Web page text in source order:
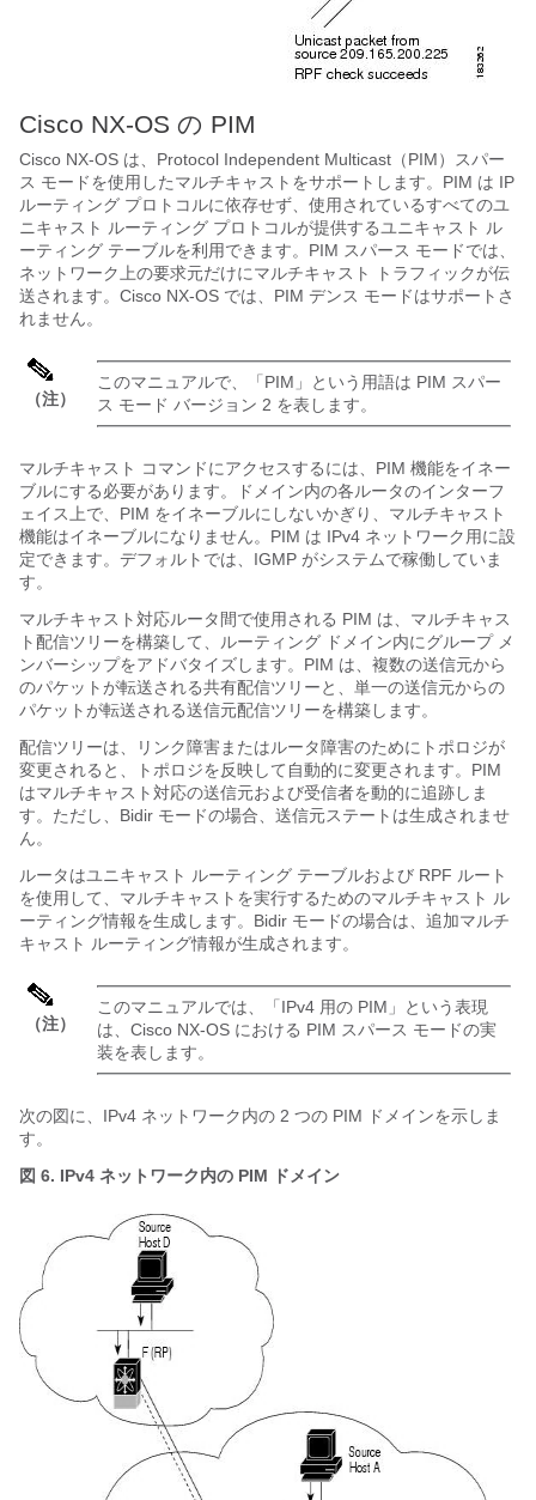
Cisco NX-OS の PIM
Cisco NX-OS は、Protocol Independent Multicast（PIM）スパー
ス モードを使用したマルチキャストをサポートします。PIM は IP
ルーティング プロトコルに依存せず、使用されているすべてのユ
ニキャスト ルーティング プロトコルが提供するユニキャスト ル
ーティング テーブルを利用できます。PIM スパース モードでは、
ネットワーク上の要求元だけにマルチキャスト トラフィックが伝
送されます。 Cisco NX-OS では、PIM デンス モードはサポートさ
れません。
（注）
このマニュアルで、「PIM」という用語は PIM スパー
ス モード バージョン 2 を表します。
マルチキャスト コマンドにアクセスするには、PIM 機能をイネー
ブルにする必要があります。ドメイン内の各ルータのインターフ
ェイス上で、PIM をイネーブルにしないかぎり、マルチキャスト
機能はイネーブルになりません。PIM は IPv4 ネットワーク用に設
定できます。デフォルトでは、IGMP がシステムで稼働していま
す。
マルチキャスト対応ルータ間で使用される PIM は、マルチキャス
ト配信ツリーを構築して、ルーティング ドメイン内にグループ メ
ンバーシップをアドバタイズします。PIM は、複数の送信元から
のパケットが転送される共有配信ツリーと、単一の送信元からの
パケットが転送される送信元配信ツリーを構築します。
配信ツリーは、リンク障害またはルータ障害のためにトポロジが
変更されると、トポロジを反映して自動的に変更されます。PIM
はマルチキャスト対応の送信元および受信者を動的に追跡しま
す。 ただし、Bidir モードの場合、送信元ステートは生成されませ
ん。
ルータはユニキャスト ルーティング テーブルおよび RPF ルート
を使用して、マルチキャストを実行するためのマルチキャスト ル
ーティング情報を生成します。 Bidir モードの場合は、追加マルチ
キャスト ルーティング情報が生成されます。
（注）
このマニュアルでは、「IPv4 用の PIM」という表現
は、 Cisco NX-OS における PIM スパース モードの実
装を表します。
次の図に、IPv4 ネットワーク内の 2 つの PIM ドメインを示しま
す。
図 6. IPv4 ネットワーク内の PIM ドメイン